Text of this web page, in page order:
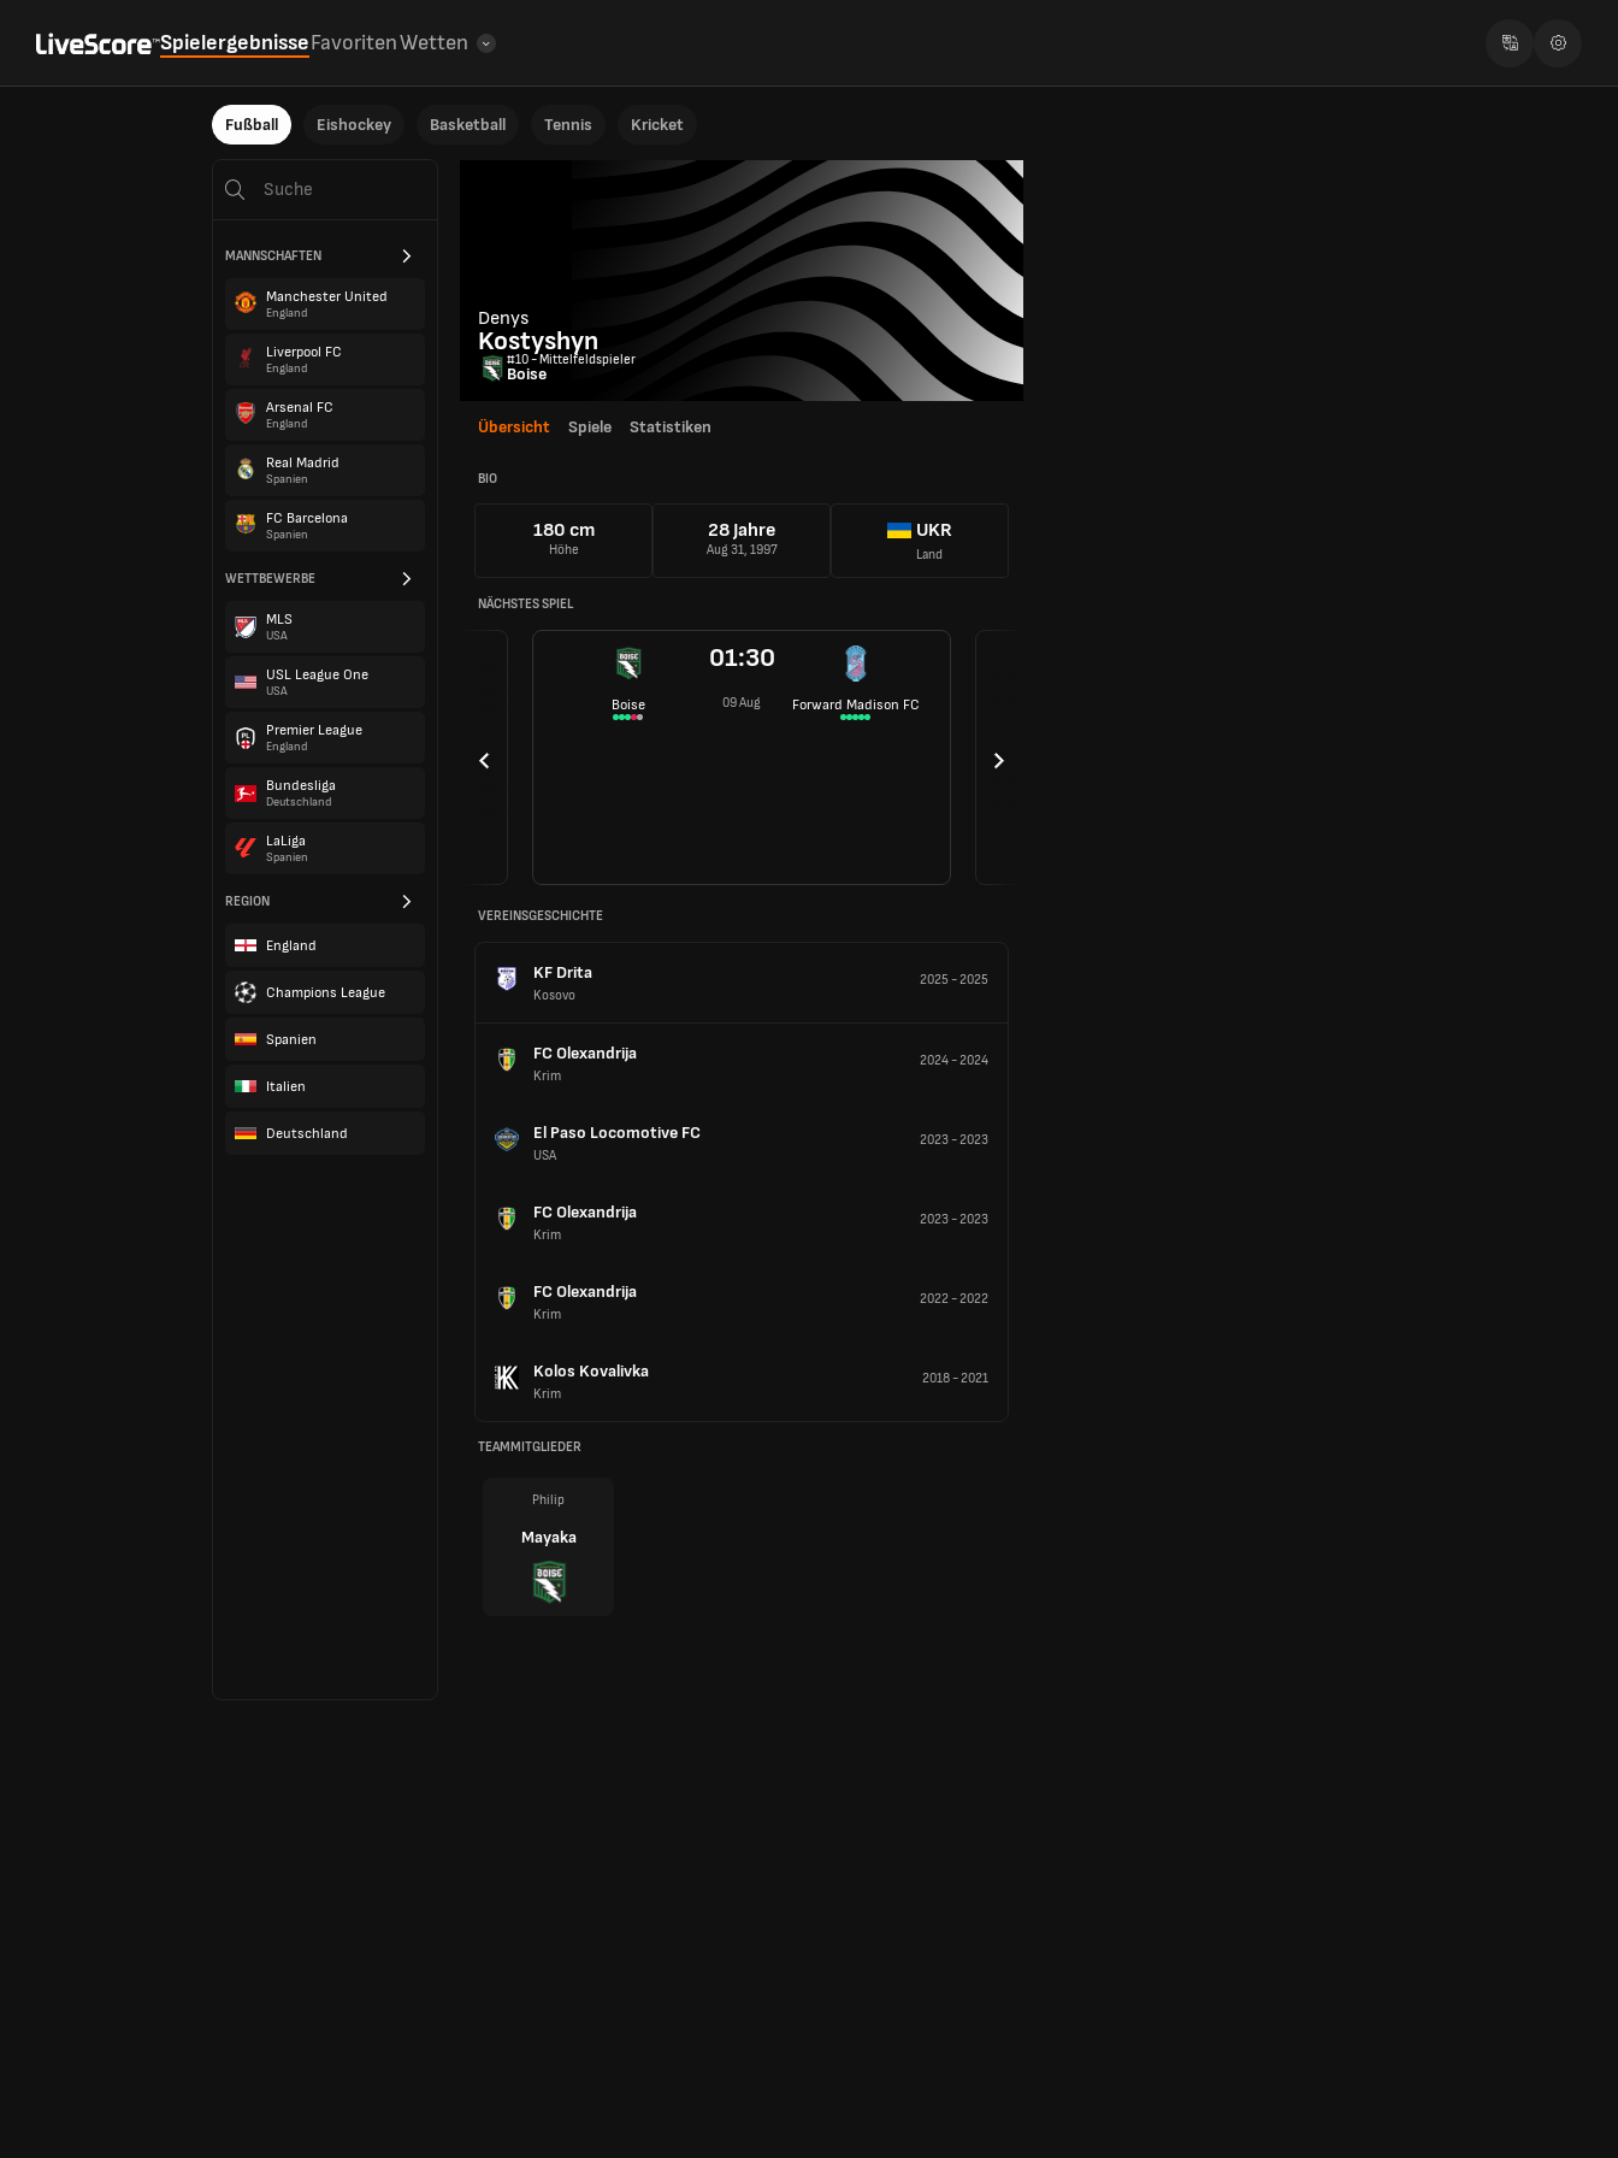
SpielergebnisseFavoritenWetten
Fußball Eishockey Basketball Tennis Kricket
MANNSCHAFTEN
Manchester United
England
Liverpool FC
England
Arsenal FC
England
Real Madrid
Spanien
FC Barcelona
Spanien
WETTBEWERBE
MLS
USA
USL League One
USA
Premier League
England
Bundesliga
Deutschland
LaLiga
Spanien
REGION
England
Champions League
Spanien
Italien
Deutschland
Denys
Kostyshyn
#10 - Mittelfeldspieler
Boise
Übersicht Spiele Statistiken
BIO
180 cm
Höhe
28 Jahre
Aug 31, 1997
UKR
Land
NÄCHSTES SPIEL
Boise
01:30
09 Aug Forward Madison FC
VEREINSGESCHICHTE
KF Drita
Kosovo
2025 -2025
FC Olexandrija
Krim
2024-2024
El Paso Locomotive FC
USA
2023-2023
FC Olexandrija
Krim
2023-2023
FC Olexandrija
Krim
2022-2022
Kolos Kovalivka
Krim
2018-2021
TEAMMITGLIEDER
Philip
Mayaka